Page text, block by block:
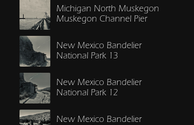
Michigan North Muskegon
Muskegon Channel Pier
New Mexico Bandelier
National Park 13
New Mexico Bandelier
National Park 12
New Mexico Bandelier